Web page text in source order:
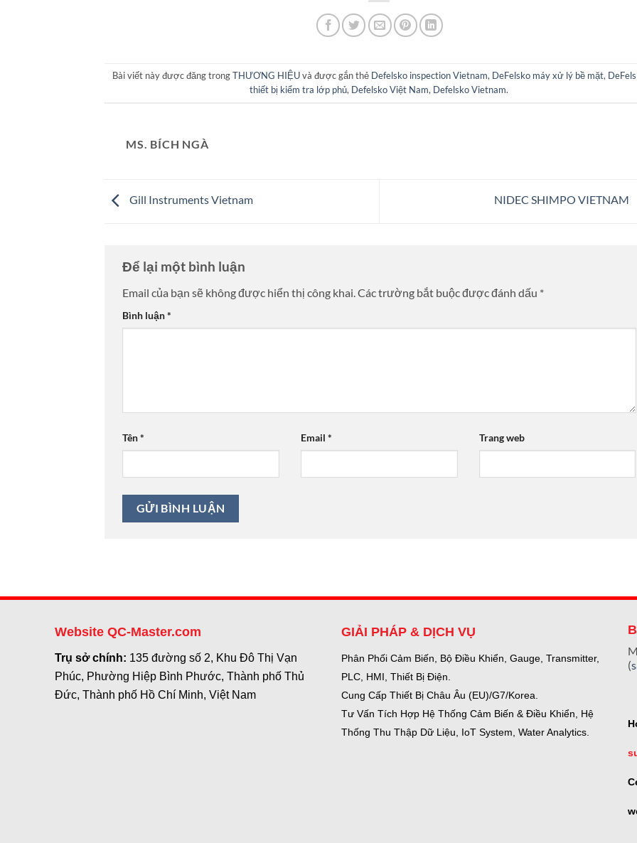
Bài viết này được đăng trongTHƯƠNG HIỆUvà được gắn thẻ Defelsko inspection Vietnam, DeFelsko máy xử lý bề mặt,
thiết bị kiểm tra lớp phủ, Defelsko Việt Nam, Defelsko Vietnam.
MS. BÍCH NGÀ
Gill Instruments Vietnam NIDEC SHIMPO VIETNAM
Để lại một bình luận
Email của bạn sẽ không được hiển thị công khai.Các trường bắt buộc được đánh dấu *
Bình luận*
Tên* Email * Trang web
Website QC-Master.com
Trụ sở chính: 135 đường số 2, Khu Đô Thị Vạn
Phúc, Phường Hiệp Bình Phước, Thành phố Thủ
Đức, Thành phố Hồ Chí Minh, Việt Nam
GIẢI PHÁP & DỊCH VỤ
Phân Phối Cảm Biến, Bộ Điều Khiển, Gauge, Transmitter,
PLC, HMI, Thiết Bị Điện.
Cung Cấp Thiết Bị Châu Âu (EU)/G7/Korea.
Tư Vấn Tích Hợp Hệ Thống Cảm Biến & Điều Khiển, Hệ
Thống Thu Thập Dữ Liệu, IoT System, Water Analytics.
(